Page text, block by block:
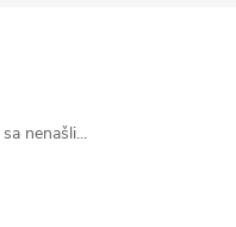
sa nenašli...